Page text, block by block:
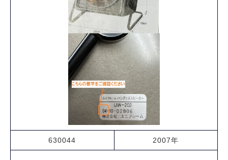
630044 2007年